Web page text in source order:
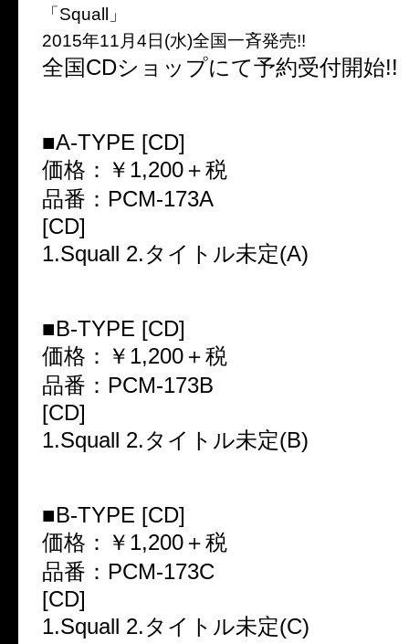
「Squall」
2015年11月4日(水)全国一斉発売!!
全国CDショップにて予約受付開始!!
■A-TYPE [CD]
価格：￥1,200＋税
品番：PCM-173A
[CD]
1.Squall 2.タイトル未定(A)
■B-TYPE [CD]
価格：￥1,200＋税
品番：PCM-173B
[CD]
1.Squall 2.タイトル未定(B)
■B-TYPE [CD]
価格：￥1,200＋税
品番：PCM-173C
[CD]
1.Squall 2.タイトル未定(C)